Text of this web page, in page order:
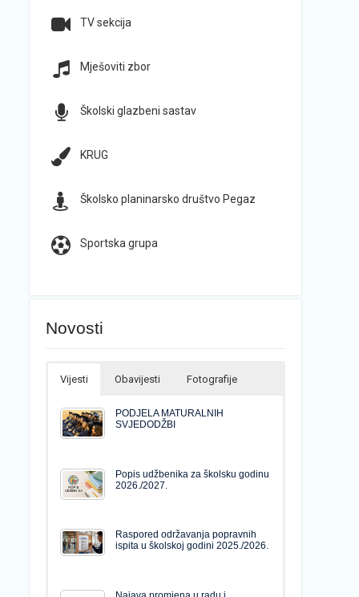
TV sekcija
Mješoviti zbor
Školski glazbeni sastav
KRUG
Školsko planinarsko društvo Pegaz
Sportska grupa
Novosti
Vijesti Obavijesti Fotografije
PODJELA MATURALNIH
SVJEDODŽBI
Popis udžbenika za školsku godinu
2026./2027.
Raspored održavanja popravnih
ispita u školskoj godini 2025./2026.
Najava promjena u radu i